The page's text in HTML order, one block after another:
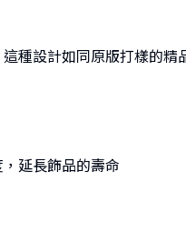
種設計如同原版打樣的精
延長飾品的壽命